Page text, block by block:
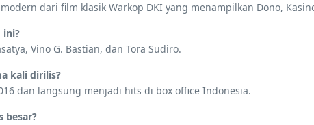
dari film klasik Warkop DKI yang menampilkan Dono,
ini?
Vino G. Bastian, dan Tora Sudiro.
kali dirilis?
dan langsung menjadi hits di box office Indonesia.
besar?